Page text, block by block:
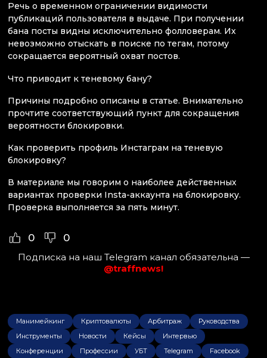
Речь о временном ограничении видимости
публикаций пользователя в выдаче. При получении
бана посты видны исключительно фолловерам. Их
невозможно отыскать в поиске по тегам, потому
сокращается вероятный охват постов.
Что приводит к теневому бану?
Причины подробно описаны в статье. Внимательно
прочтите соответствующий пункт для сокращения
вероятности блокировки.
Как проверить профиль Инстаграм на теневую
блокировку?
В материале мы говорим о наиболее действенных
вариантах проверки Insta-аккаунта на блокировку.
Проверка выполняется за пять минут.
0 0
Подписка на наш Telegram канал обязательна —
@traffnews!
Манимейкинг Криптовалюты Арбитраж
Руководства
Инструменты
Новости Кейсы
Интервью
Конференции
Профессии УБТ Telegram
Facebook